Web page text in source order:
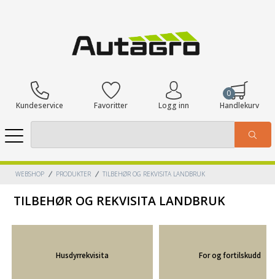
Kundeservice Favoritter Logg inn Handlekurv
0
WEBSHOP PRODUKTER TILBEHØR OG REKVISITA LANDBRUK
TILBEHØR OG REKVISITA LANDBRUK
Husdyrrekvisita For og fortilskudd